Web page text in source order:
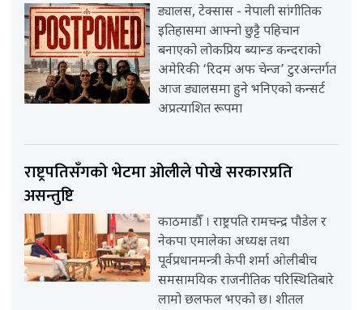
ड्यालस, टेक्सास - नेपाली सांगीतिक
इतिहासमा आफ्नो छुट्टै पहिचान
बनाएको लोकप्रिय ब्यान्ड कन्दराको
अमेरिकी ‘रिदम अफ चेन्ज’ टुरअन्तर्गत
आज ड्यालसमा हुने भनिएको कन्सर्ट
अप्रत्याशित रूपमा
राष्ट्रपतिसँगको भेटमा ओलीले पोखे सरकारप्रति
असन्तुष्टि
काठमाडौँ । राष्ट्रपति रामचन्द्र पौडेल र
नेकपा एमालेका अध्यक्ष तथा
पूर्वप्रधानमन्त्री केपी शर्मा ओलीबीच
समसामयिक राजनीतिक परिस्थितिबारे
लामो छलफल भएको छ। शीतल